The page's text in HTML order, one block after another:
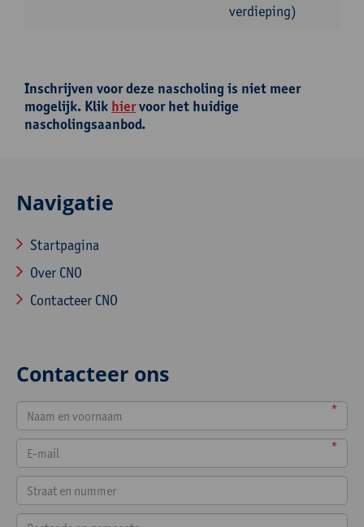
verdieping)
Inschrijven voor deze nascholing is niet meer
mogelijk. Klik hiervoor het huidige
nascholingsaanbod.
Navigatie
Startpagina
Over CNO
Contacteer CNO
Contacteer ons
*
*